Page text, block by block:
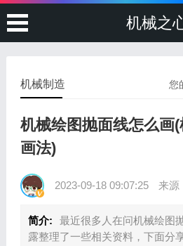
机械之
您
机械制造
机械绘图抛面线怎么画
画法)
2023-09-18 09:07:25 来源
简介:
最近很多人在问机械绘图
露整理了一些相关资料，下面分